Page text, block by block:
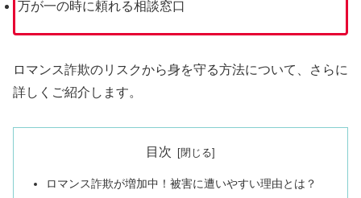
万が一の時に頼れる相談窓口
ロマンス詐欺のリスクから身を守る方法について、さらに
詳しくご紹介します。
目次
ロマンス詐欺が増加中！被害に遭いやすい理由とは？